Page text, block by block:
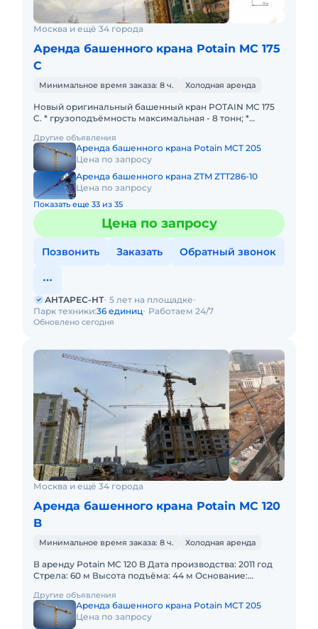
Москва и ещё 34 города
Аренда башенного крана Potain MC 175
С
Минимальное время заказа: 8 ч. Холодная аренда
Новый оригинальный башенный кран POTAIN MC 175
C. * грузоподъёмность максимальная - 8 тонн; *
стрелы -
Другие объявления
Аренда башенного крана Potain MCT 205
Цена по запросу
Аренда башенного крана ZTM ZTT286-10
Цена по запросу
Показать еще 33 из 35
Цена по запросу
Позвонить Заказать Обратный звонок
Обновлено сегодня
АНТАРЕС-НТ 5 лет на площадке
Парк техники:36 единиц Работаем 24/7
Москва и ещё 34 города
Аренда башенного крана Potain MC 120
B
Минимальное время заказа: 8 ч. Холодная аренда
В аренду Potain MC 120 B Дата производства: 2011 год
Стрела: 60 м Высота подъёма: 44 м Основание:
Другие объявления
Аренда башенного крана Potain MCT 205
Цена по запросу